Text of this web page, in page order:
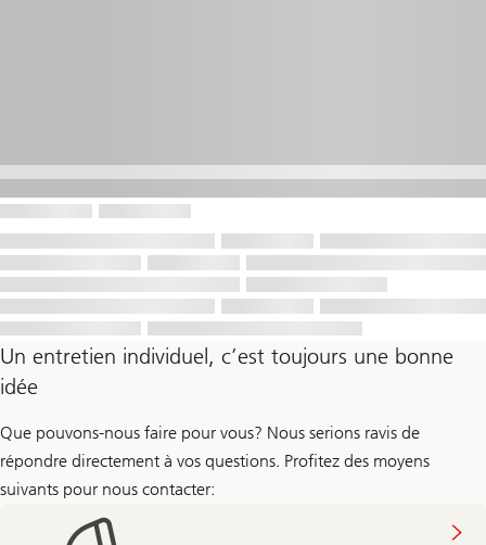
Un entretien individuel, c’est toujours une bonne
idée
Que pouvons-nous faire pour vous? Nous serions ravis de
répondre directement à vos questions. Profitez des moyens
suivants pour nous contacter: